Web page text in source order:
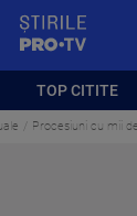
TOP CITITE
Procesiuni cu mii